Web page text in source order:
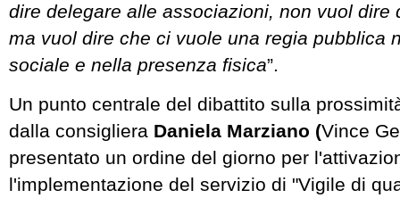
dire delegare alle associazioni, non vuol dire
ma vuol dire che ci vuole una regia pubblica
sociale e nella presenza fisica”.
Un punto centrale del dibattito sulla
dalla consigliera Daniela Marziano (Vince
presentato un ordine del giorno per
l'implementazione del servizio di "Vigile di